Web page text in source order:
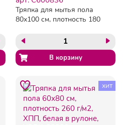
Тряпка для мытья пола
80х100 см, плотность 180
хлопок, 20% полиэфир,
"Эконом" LAIMA, 600836
хит